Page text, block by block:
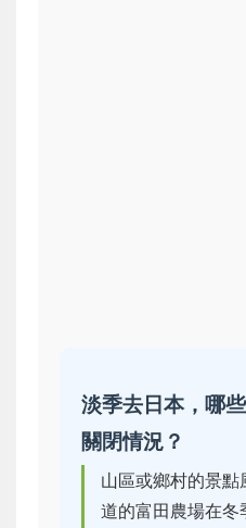
淡季去日本，哪
關閉情況？
山區或鄉村的景
道的富田農場在